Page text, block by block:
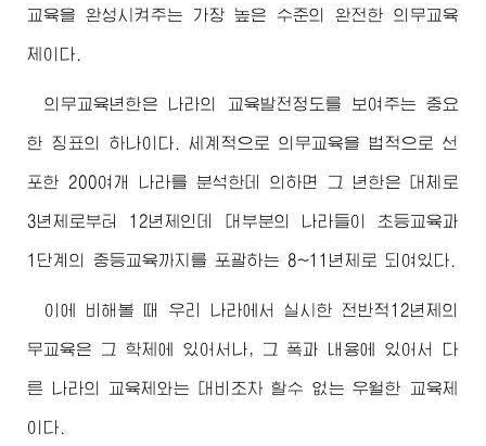
교육을 완성시켜주는 가장 높은 수준의 완전한 의무교육
제이다.
의무교육년한은 나라의 교육발전정도를 보여주는 중요
한 징표의 하나이다. 세계적으로 의무교육을 법적으로 선
포한 200여개 나라를 분석한데 의하면 그 년한은 대체로
3년제로부터 12년제인데 대부분의 나라들이 초등교육과
1단계의 중등교육까지를 포괄하는 8~11년제로 되여있다.
이에 비해볼 때 우리 나라에서 실시한 전반적12년제의
무교육은 그 학제에 있어서나, 그 폭과 내용에 있어서 다
른 나라의 교육제와는 대비조차 할수 없는 우월한 교육제
이다.